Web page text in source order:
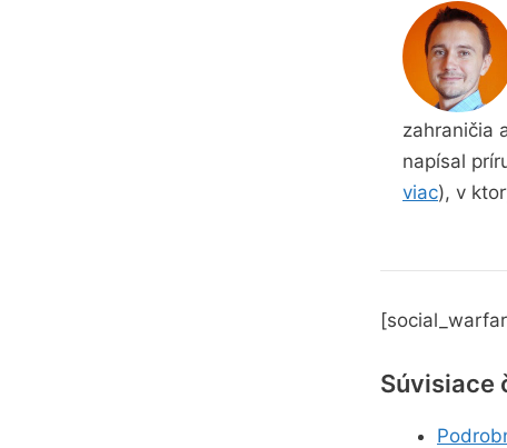
zahraničia
napísal
viac), v
Súvisiace